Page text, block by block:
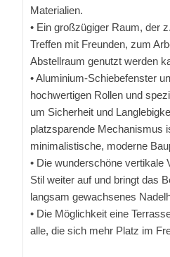
Materialien.
• Ein großzügiger Raum, der
Treffen mit Freunden, zum
Abstellraum genutzt werden
• Aluminium-Schiebefenster
hochwertigen Rollen und
um Sicherheit und
platzsparende Mechanismus
minimalistische, moderne
• Die wunderschöne vertikale
Stil weiter auf und bringt das
langsam gewachsenes
• Die Möglichkeit eine
alle, die sich mehr Platz im